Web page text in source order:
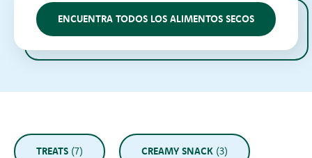
ENCUENTRA TODOS LOS ALIMENTOS SECOS
TREATS (7) CREAMY SNACK (3)